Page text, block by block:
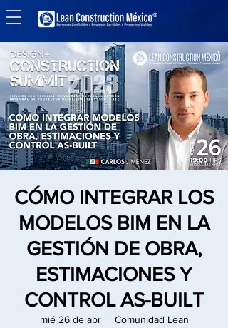
CÓMO INTEGRAR LOS
MODELOS BIM EN LA
GESTIÓN DE OBRA,
ESTIMACIONES Y
CONTROL AS-BUILT
mié 26 de abr
  |
Comunidad Lean